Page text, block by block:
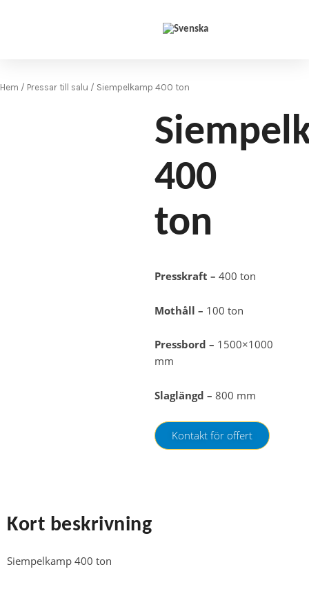
Hem / Pressar till salu / Siempelkamp 400 ton
400
ton
Presskraft – 400 ton
Mothåll – 100 ton
Pressbord – 1500×1000
mm
Slaglängd – 800 mm
Kontakt för offert
Kort beskrivning
Siempelkamp 400 ton